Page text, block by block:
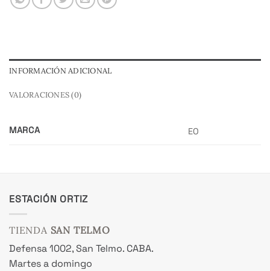
INFORMACIÓN ADICIONAL
VALORACIONES (0)
MARCA EO
ESTACIÓN ORTIZ
TIENDA SAN TELMO
Defensa 1002, San Telmo. CABA.
Martes a domingo